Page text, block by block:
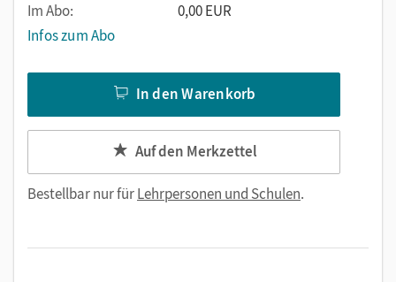
Im Abo:
0,00 EUR
Infos zum Abo
In den Warenkorb
Auf den Merkzettel
Bestellbar nur fürLehrpersonen und Schulen.